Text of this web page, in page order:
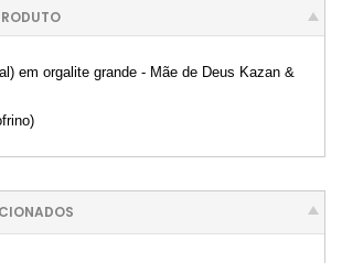
em orgalite grande - Mãe de Deus Kazan &